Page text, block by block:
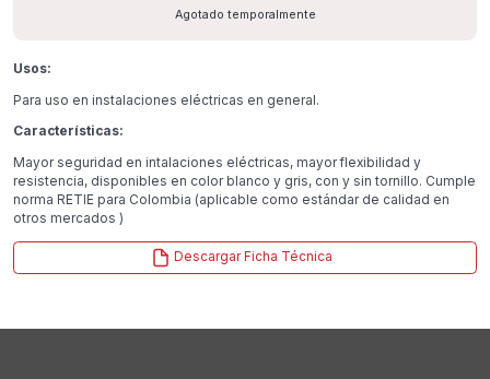
Agotado temporalmente
Usos:
Para uso en instalaciones eléctricas en general.
Características:
Mayor seguridad en intalaciones eléctricas, mayor flexibilidad y
resistencia, disponibles en color blanco y gris, con y sin tornillo. Cumple
norma RETIE para Colombia (aplicable como estándar de calidad en
otros mercados )
Descargar Ficha Técnica